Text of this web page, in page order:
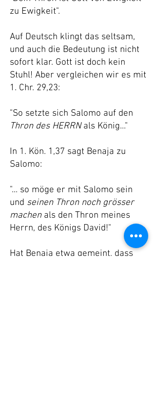
zu Ewigkeit".
Auf Deutsch klingt das seltsam,
und auch die Bedeutung ist nicht
sofort klar. Gott ist doch kein
Stuhl! Aber vergleichen wir es mit
1. Chr. 29,23:
"So setzte sich Salomo auf den
Thron des HERRNals König..."
In 1. Kön. 1,37 sagt Benaja zu
Salomo:
"... so möge er mit Salomo sein
und seinen Thron noch grösser
machenals den Thron meines
Herrn, des Königs David!"
Hat Benaja etwa gemeint, dass